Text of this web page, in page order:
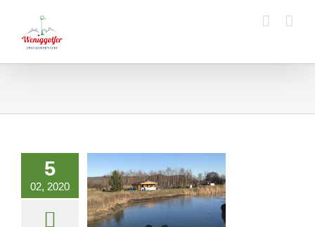
springen
5
02, 2020
der kein
ist
Golfplatz